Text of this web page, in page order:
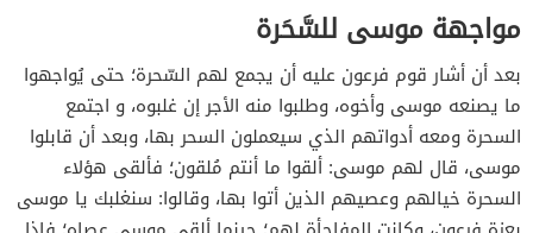
مواجهة موسى للسَّحَرة
بعد أن أشار قوم فرعون عليه أن يجمع لهم السّحرة؛ حتى يُواجهوا
ما يصنعه موسى وأخوه، وطلبوا منه الأجر إن غلبوه، و اجتمع
السحرة ومعه أدواتهم الذي سيعملون السحر بها، وبعد أن قابلوا
موسى، قال لهم موسى: ألقوا ما أنتم مُلقون؛ فألقى هؤلاء
السحرة خيالهم وعصيهم الذين أتوا بها، وقالوا: سنغلبك يا موسى